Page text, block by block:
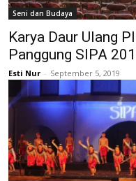
Seni dan Budaya
Karya Daur Ulang
Panggung SIPA
Esti Nur - September 5, 2019